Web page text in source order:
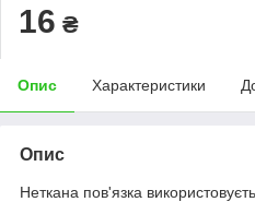
16 ₴
Опис Характеристики
Опис
Неткана пов'язка